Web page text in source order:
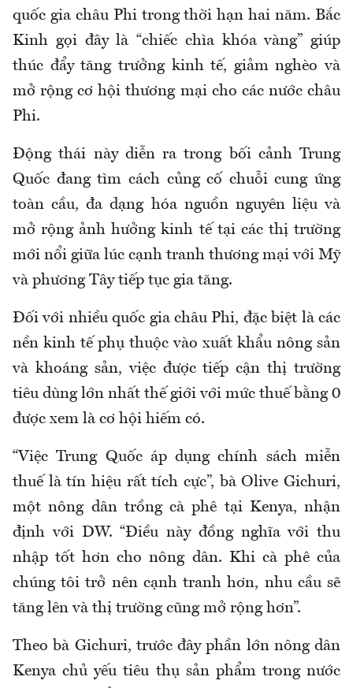
quốc gia châu Phi trong thời hạn hai năm. Bắc
Kinh gọi đây là “chiếc chìa khóa vàng” giúp
thúc đẩy tăng trưởng kinh tế, giảm nghèo và
mở rộng cơ hội thương mại cho các nước châu
Phi.
Động thái này diễn ra trong bối cảnh Trung
Quốc đang tìm cách củng cố chuỗi cung ứng
toàn cầu, đa dạng hóa nguồn nguyên liệu và
mở rộng ảnh hưởng kinh tế tại các thị trường
mới nổi giữa lúc cạnh tranh thương mại với Mỹ
và phương Tây tiếp tục gia tăng.
Đối với nhiều quốc gia châu Phi, đặc biệt là các
nền kinh tế phụ thuộc vào xuất khẩu nông sản
và khoáng sản, việc được tiếp cận thị trường
tiêu dùng lớn nhất thế giới với mức thuế bằng 0
được xem là cơ hội hiếm có.
“Việc Trung Quốc áp dụng chính sách miễn
thuế là tín hiệu rất tích cực”, bà Olive Gichuri,
một nông dân trồng cà phê tại Kenya, nhận
định với DW. “Điều này đồng nghĩa với thu
nhập tốt hơn cho nông dân. Khi cà phê của
chúng tôi trở nên cạnh tranh hơn, nhu cầu sẽ
tăng lên và thị trường cũng mở rộng hơn”.
Theo bà Gichuri, trước đây phần lớn nông dân
Kenya chủ yếu tiêu thụ sản phẩm trong nước